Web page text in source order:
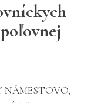
NÁMESTOVO,